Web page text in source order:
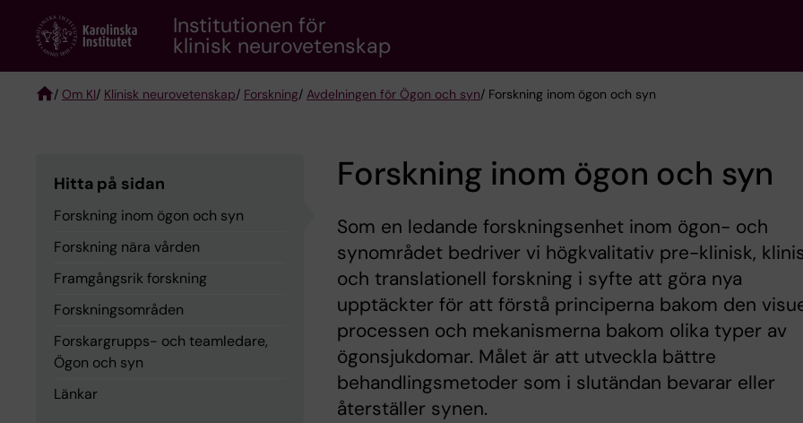
content
Institutionen för
klinisk neurovetenskap
/ Om KI/ Klinisk neurovetenskap/ Forskning/ Avdelningen för Ögon och syn/ Forskning inom ögon och syn
Hitta på sidan
Forskning inom ögon och syn
Forskning nära vården
Framgångsrik forskning
Forskningsområden
Forskargrupps- och teamledare,
Ögon och syn
Länkar
Forskning inom ögon och syn
Som en ledande forskningsenhet inom ögon- och
synområdet bedriver vi högkvalitativ pre-klinisk,
och translationell forskning i syfte att göra nya
upptäckter för att förstå principerna bakom den
processen och mekanismerna bakom olika typer av
ögonsjukdomar. Målet är att utveckla bättre
behandlingsmetoder som i slutändan bevarar eller
återställer synen.